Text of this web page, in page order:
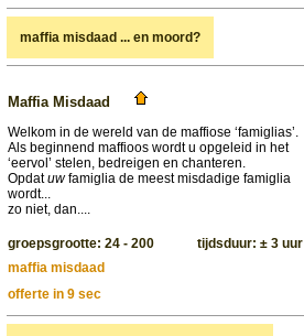
maffia misdaad ... en moord?
Maffia Misdaad
Welkom in de wereld van de maffiose ‘famiglias’.
Als beginnend maffioos wordt u opgeleid in het
‘eervol’ stelen, bedreigen en chanteren.
Opdatuwfamiglia de meest misdadige famiglia
wordt...
zo niet, dan....
groepsgrootte: 24 - 200 tijdsduur: ± 3 uur
maffia misdaad
offerte in 9 sec